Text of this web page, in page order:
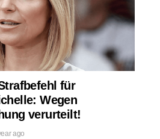
für
Wegen
verurteilt!
ago